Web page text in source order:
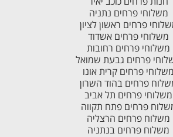
משלוחי פרחים נתניה
פרחים ראשון לציון
משלוחי פרחים אשדוד
משלוחי פרחים רחובות
פרחים גבעת שמואל
משלוחי פרחים קרית אונו
פרחים בהוד השרון
משלוחי פרחים תל אביב
פרחים פתח תקווה
משלוח פרחים הרצליה
משלוח פרחים בנתניה